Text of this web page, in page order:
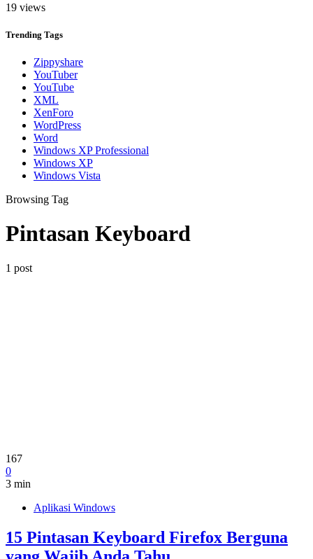
19 views
Trending Tags
Zippyshare
YouTuber
YouTube
XML
XenForo
WordPress
Word
Windows XP Professional
Windows XP
Windows Vista
Browsing Tag
Pintasan Keyboard
1 post
167
0
3 min
Aplikasi Windows
15 Pintasan Keyboard Firefox Berguna